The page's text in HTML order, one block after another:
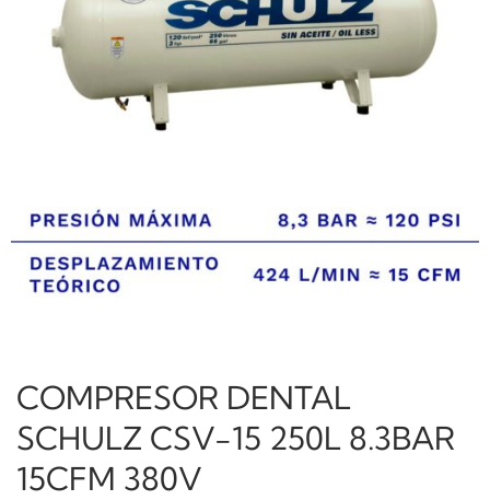
COMPRESOR DENTAL
SCHULZ CSV-15 250L 8.3BAR
15CFM 380V